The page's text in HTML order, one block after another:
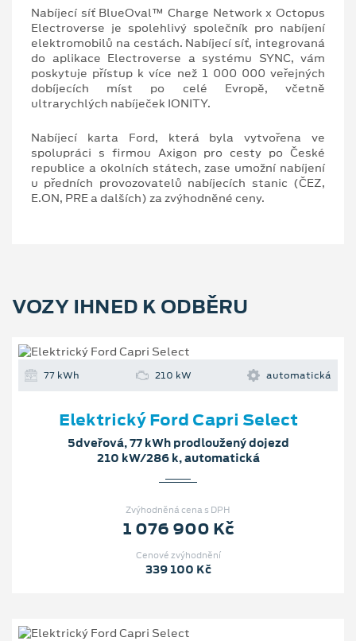
Nabíjecí síť BlueOval™ Charge Network x Octopus
Electroverse je spolehlivý společník pro nabíjení
elektromobilů na cestách. Nabíjecí síť, integrovaná
do aplikace Electroverse a systému SYNC, vám
poskytuje přístup k více než 1 000 000 veřejných
dobíjecích míst po celé Evropě, včetně
ultrarychlých nabíječek IONITY.
Nabíjecí karta Ford, která byla vytvořena ve
spolupráci s firmou Axigon pro cesty po České
republice a okolních státech, zase umožní nabíjení
u předních provozovatelů nabíjecích stanic (ČEZ,
E.ON, PRE a dalších) za zvýhodněné ceny.
VOZY IHNED K ODBĚRU
77 kWh 210 kW automatická
Elektrický Ford Capri Select
5dveřová, 77 kWh prodloužený dojezd
210 kW/286 k, automatická
Zvýhodněná cena s DPH
1 076 900 Kč
Cenové zvýhodnění
339 100 Kč